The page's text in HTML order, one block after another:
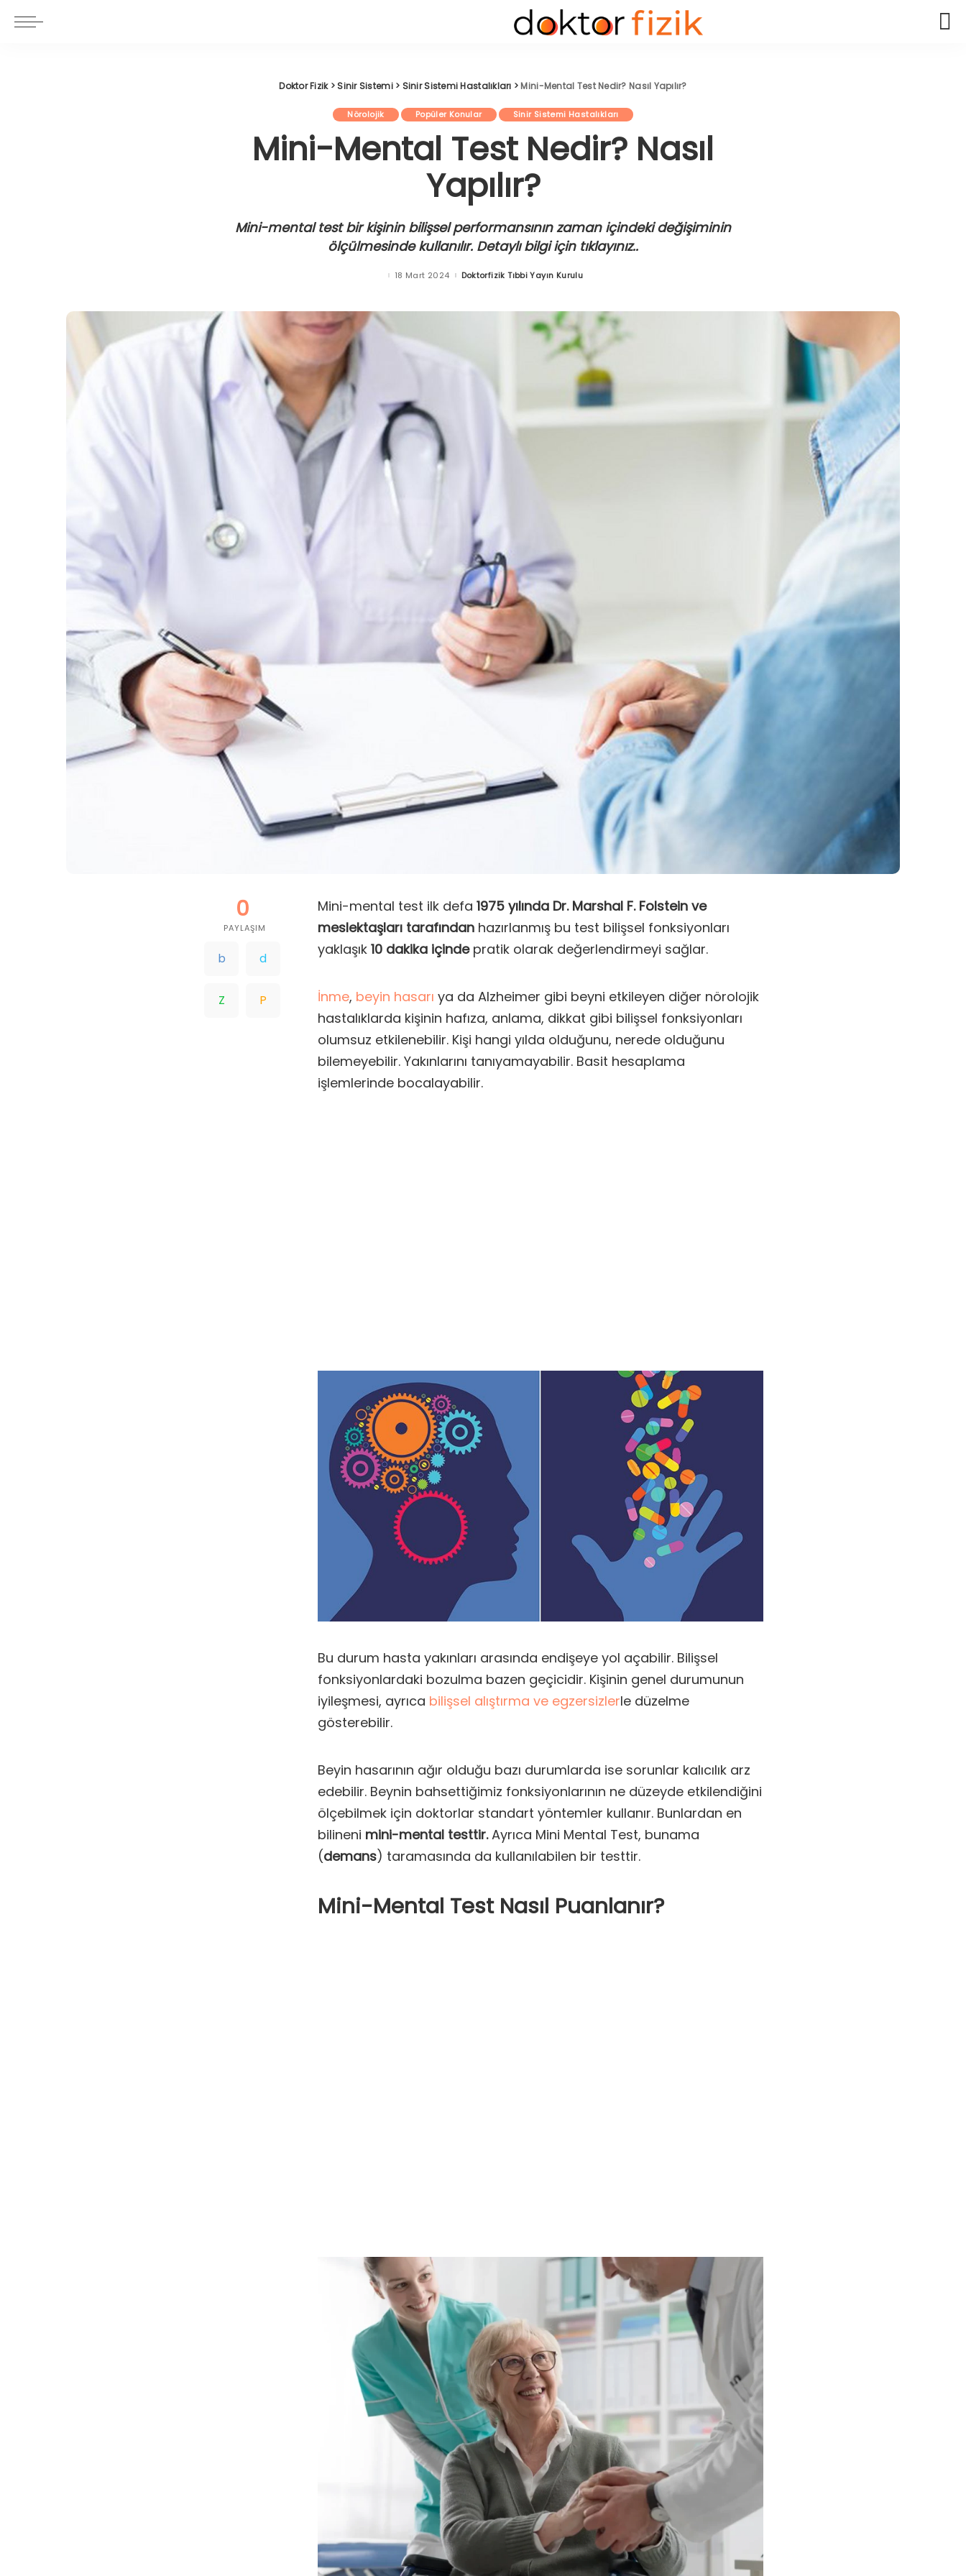
Doktor Fizik>Sinir Sistemi> Sinir Sistemi Hastalıkları > Mini-Mental Test Nedir? Nasıl Yapılır?
Nörolojik Popüler Konular Sinir Sistemi Hastalıkları
Mini-Mental Test Nedir? Nasıl
Yapılır?
Mini-mental test bir kişinin bilişsel performansının zaman içindeki değişiminin
ölçülmesinde kullanılır. Detaylı bilgi için tıklayınız..
18 Mart 2024Posted
Doktorfizik Tıbbi Yayın Kurulu
0
PAYLAŞIM
Mini-mental test ilk defa 1975 yılında Dr. Marshal F. Folstein ve
meslektaşları tarafından hazırlanmış bu test bilişsel fonksiyonları
yaklaşık 10 dakika içindepratik olarak değerlendirmeyi sağlar.
İnme, beyin hasarı ya da Alzheimer gibi beyni etkileyen diğer nörolojik
hastalıklarda kişinin hafıza, anlama, dikkat gibi bilişsel fonksiyonları
olumsuz etkilenebilir. Kişi hangi yılda olduğunu, nerede olduğunu
bilemeyebilir. Yakınlarını tanıyamayabilir. Basit hesaplama
işlemlerinde bocalayabilir.
Bu durum hasta yakınları arasında endişeye yol açabilir. Bilişsel
fonksiyonlardaki bozulma bazen geçicidir. Kişinin genel durumunun
iyileşmesi, ayrıca bilişsel alıştırma ve egzersizlerle düzelme
gösterebilir.
Beyin hasarının ağır olduğu bazı durumlarda ise sorunlar kalıcılık arz
edebilir. Beynin bahsettiğimiz fonksiyonlarının ne düzeyde etkilendiğini
ölçebilmek için doktorlar standart yöntemler kullanır. Bunlardan en
bilineni mini-mental testtir.Ayrıca Mini Mental Test, bunama
(demans) taramasında da kullanılabilen bir testtir.
Mini-Mental Test Nasıl Puanlanır?